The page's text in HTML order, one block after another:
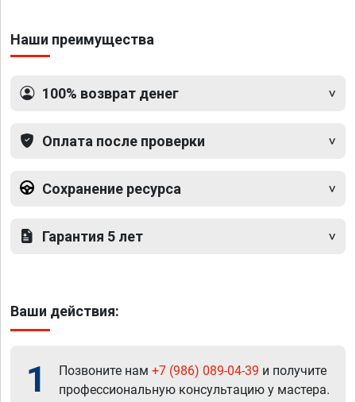
Наши преимущества
100% возврат денег
Оплата после проверки
Сохранение ресурса
Гарантия 5 лет
Ваши действия:
1 Позвоните нам +7 (986) 089-04-39 и получите
профессиональную консультацию у мастера.